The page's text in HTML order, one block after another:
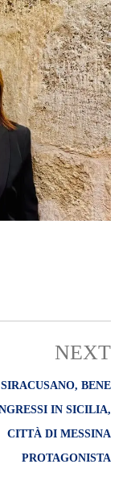
NEXT
BENE
IN SICILIA,
CITTÀ DI MESSINA
PROTAGONISTA